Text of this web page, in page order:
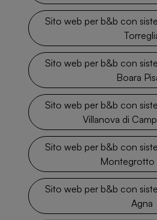
Sito web per b&b con
Sito web per b&b con
Boara
Sito web per b&b con
Villanova di
Sito web per b&b con
Montegrotto
Sito web per b&b con
Agna